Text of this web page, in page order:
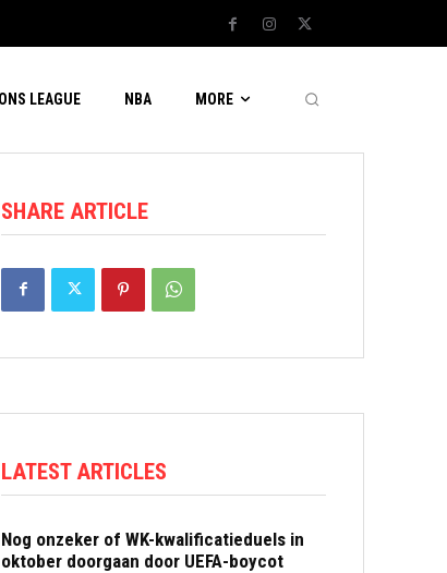
LEAGUE NBA MORE
SHARE ARTICLE
LATEST ARTICLES
Nog onzeker of WK-kwalificatieduels in
oktober doorgaan door UEFA-boycot